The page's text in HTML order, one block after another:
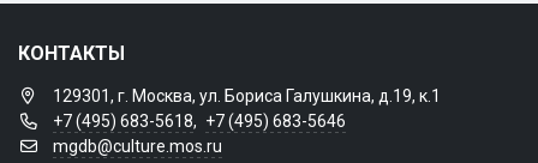
КОНТАКТЫ
129301, г. Москва, ул. Бориса Галушкина, д.19, к.1
+7 (495) 683-5618, +7 (495) 683-5646
mgdb@culture.mos.ru